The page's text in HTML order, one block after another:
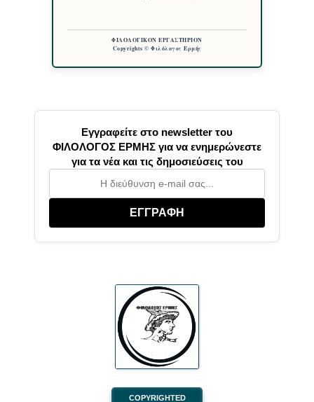
ΦΙΛΟΛΟΓΙΚΟΝ ΕΡΓΑΣΤΗΡΙΟΝ
Copyrights © Φιλόλογος Ερμής
Εγγραφείτε στο newsletter του
ΦΙΛΟΛΟΓΟΣ ΕΡΜΗΣ για να ενημερώνεστε
για τα νέα και τις δημοσιεύσεις του
ΕΓΓΡΑΦΗ
COPYRIGHTED